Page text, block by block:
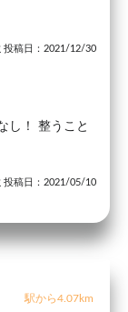
投稿日：2021/12/30
し！ 整うこと
投稿日：2021/05/10
駅から4.07km